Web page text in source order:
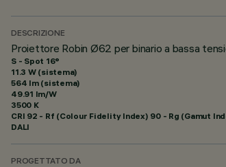
DESCRIZIONE
Proiettore Robin Ø62 per binario a bassa
S - Spot 16°
11.3 W (sistema)
564 lm (sistema)
49.91 lm/W
3500 K
CRI 92 - Rf (Colour Fidelity Index) 90 - Rg (Gamut
DALI
PROGETTATO DA